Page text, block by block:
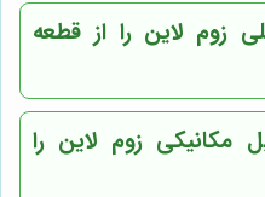
زوم لاین را از قطعه
مکانیکی زوم لاین را